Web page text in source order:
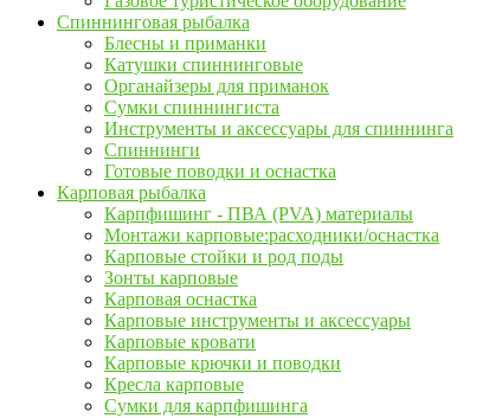
Спиннинговая рыбалка
Блесны и приманки
Катушки спиннинговые
Органайзеры для приманок
Сумки спиннингиста
Инструменты и аксессуары для спиннинга
Спиннинги
Готовые поводки и оснастка
Карповая рыбалка
Карпфишинг - ПВА (PVA) материалы
Монтажи карповые:расходники/оснастка
Карповые стойки и род поды
Зонты карповые
Карповая оснастка
Карповые инструменты и аксессуары
Карповые кровати
Карповые крючки и поводки
Кресла карповые
Сумки для карпфишинга